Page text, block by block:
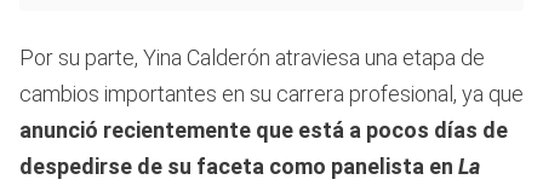
Por su parte, Yina Calderón atraviesa una etapa de
cambios importantes en su carrera profesional, ya que
anunció recientemente que está a pocos días de
despedirse de su faceta como panelista en La